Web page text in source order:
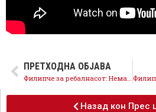
ПРЕТХОДНА ОБЈАВА
Назад кон Прес